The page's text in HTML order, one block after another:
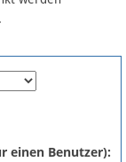
einen Benutzer):